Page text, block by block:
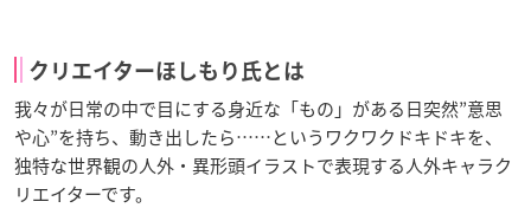
クリエイターほしもり氏とは
我々が日常の中で目にする身近な「もの」がある日突然”意思
や心”を持ち、動き出したら……というワクワクドキドキを、
独特な世界観の人外・異形頭イラストで表現する人外キャラク
リエイターです。